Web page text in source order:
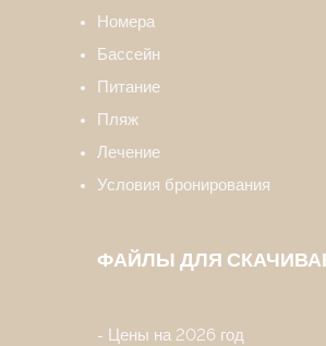
Номера
Бассейн
Питание
Пляж
Лечение
Условия бронирования
ФАЙЛЫ ДЛЯ
Цены на 2026 год